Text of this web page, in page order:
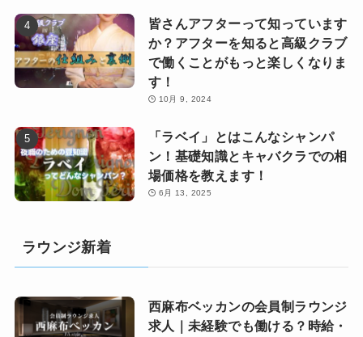
皆さんアフターって知っています
か？アフターを知ると高級クラブ
で働くことがもっと楽しくなりま
す！
10月 9, 2024
「ラベイ」とはこんなシャンパ
ン！基礎知識とキャバクラでの相
場価格を教えます！
6月 13, 2025
ラウンジ新着
西麻布ベッカンの会員制ラウンジ
求人｜未経験でも働ける？時給・